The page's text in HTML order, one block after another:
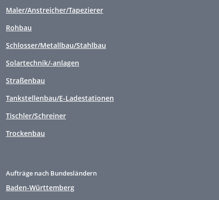
Maler/Anstreicher/Tapezierer
Rohbau
Schlosser/Metallbau/Stahlbau
Solartechnik/-anlagen
Straßenbau
Tankstellenbau/E-Ladestationen
Tischler/Schreiner
Trockenbau
Aufträge nach Bundesländern
Baden-Württemberg